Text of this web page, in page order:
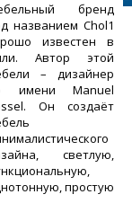
бренд
названием Chol1
известен в
Автор этой
– дизайнер
имени Manuel
Он создаёт
светлую,
простую